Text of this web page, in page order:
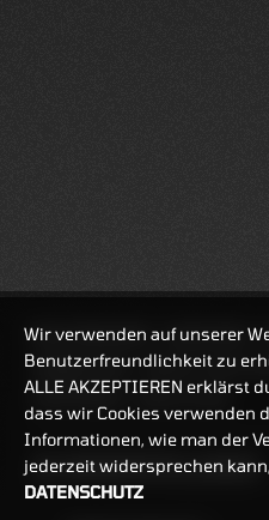
BANKEINSTELLUNGEN
REALTIMEKURSE 06.08.2026
HANDELSZEIT
MO-FR: 7:30-23
ZERTIFIKATE
8:00-22 UHR
Wir verwenden auf unserer
Benutzerfreundlichkeit zu
ALLE AKZEPTIEREN erklärst
dass wir Cookies verwenden
Informationen, wie man der
jederzeit widersprechen
DATENSCHUTZ